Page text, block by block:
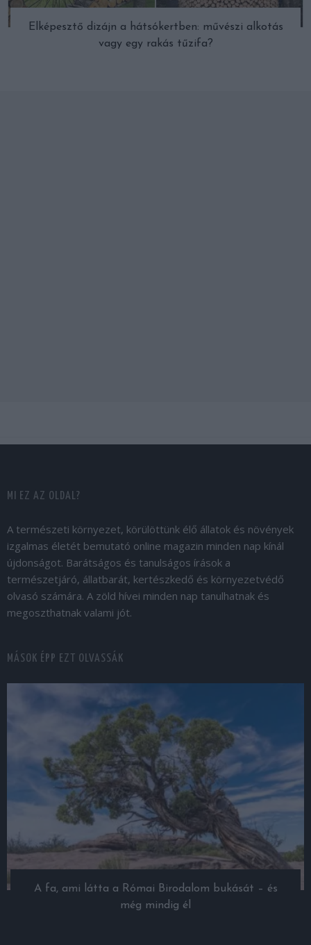
Elképesztő dizájn a hátsókertben: művészi alkotás
vagy egy rakás tűzifa?
MI EZ AZ OLDAL?
A természeti környezet, körülöttünk élő állatok és növények
izgalmas életét bemutató online magazin minden nap kínál
újdonságot. Barátságos és tanulságos írások a
természetjáró, állatbarát, kertészkedő és környezetvédő
olvasó számára. A zöld hívei minden nap tanulhatnak és
megoszthatnak valami jót.
MÁSOK ÉPP EZT OLVASSÁK
A fa, ami látta a Római Birodalom bukását – és
még mindig él